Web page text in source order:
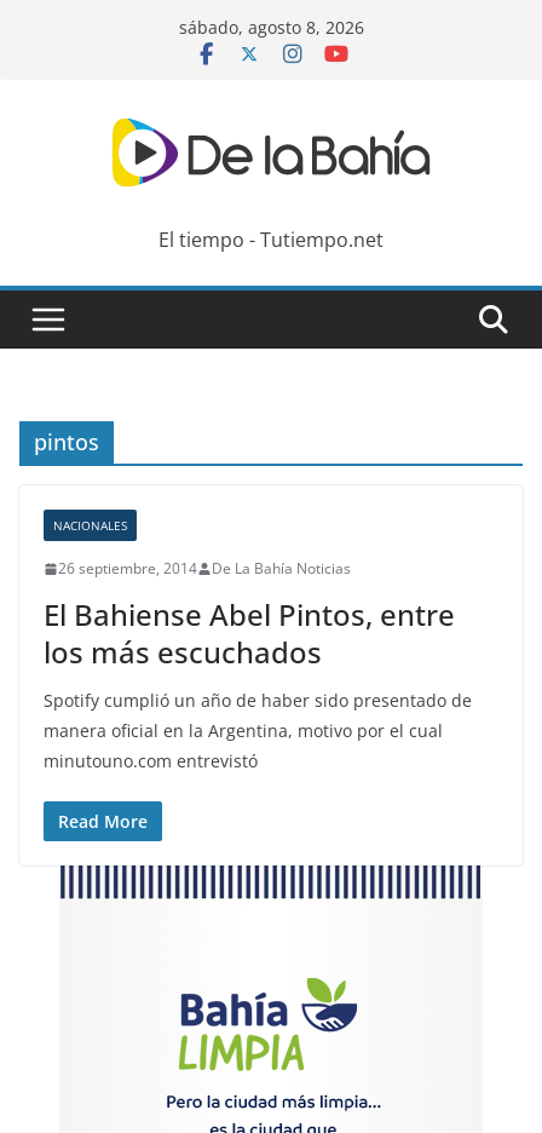
sábado, agosto 8, 2026
El tiempo - Tutiempo.net
pintos
NACIONALES
26 septiembre, 2014 De La Bahía Noticias
El Bahiense Abel Pintos, entre
los más escuchados
Spotify cumplió un año de haber sido presentado de
manera oficial en la Argentina, motivo por el cual
minutouno.com entrevistó
Read More